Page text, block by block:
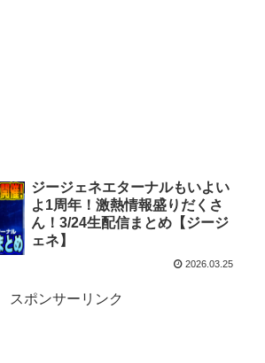
ジージェネエターナルもいよい
よ1周年！激熱情報盛りだくさ
ん！3/24生配信まとめ【ジージ
ェネ】
2026.03.25
スポンサーリンク